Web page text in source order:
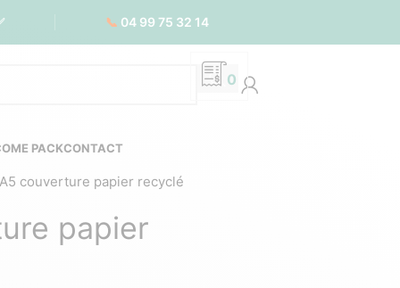
📞 04 99 75 32 14
0
PACKCONTACT
couverture papier recyclé
papier